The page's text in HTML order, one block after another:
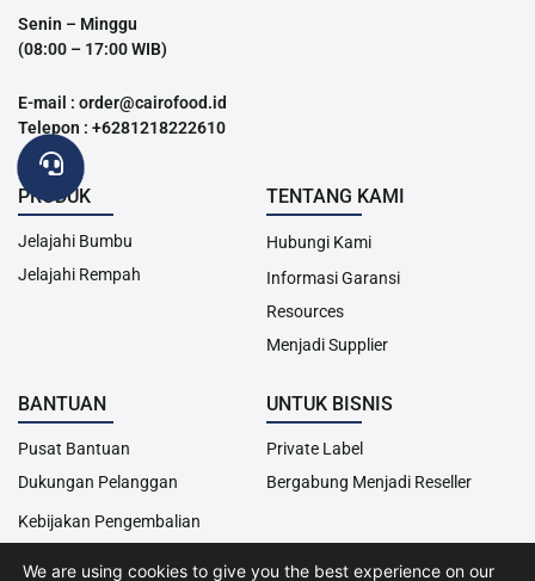
Senin – Minggu
(08:00 – 17:00 WIB)
E-mail : order@cairofood.id
Telepon : +6281218222610
PRODUK
Jelajahi Bumbu
Jelajahi Rempah
TENTANG KAMI
Hubungi Kami
Informasi Garansi
Resources
Menjadi Supplier
BANTUAN
Pusat Bantuan
Dukungan Pelanggan
Kebijakan Pengembalian
UNTUK BISNIS
Private Label
Bergabung Menjadi Reseller
We are using cookies to give you the best experience on our